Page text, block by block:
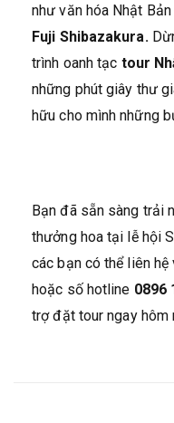
như văn hóa Nhật
Fuji Shibazakura.
trình oanh tạc tour
những phút giây thư
hữu cho mình những
Bạn đã sẵn sàng trải
thưởng hoa tại lễ hội
các bạn có thể liên hệ
hoặc số hotline 0896
trợ đặt tour ngay hôm